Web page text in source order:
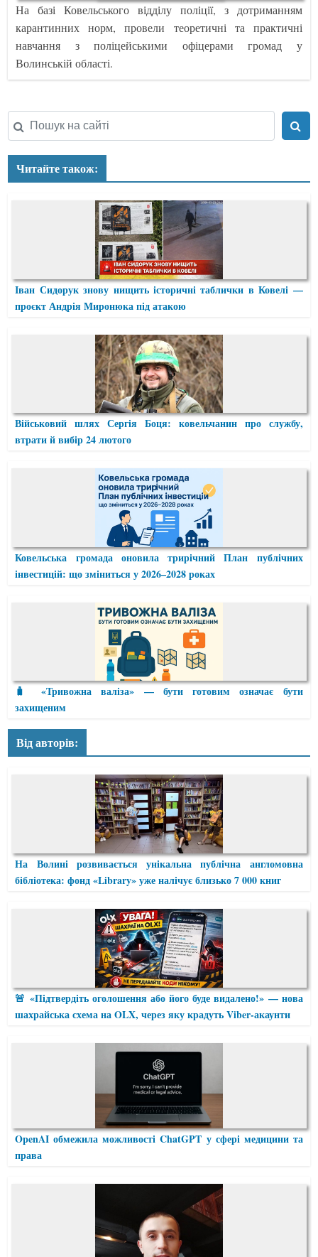
На базі Ковельського відділу поліції, з дотриманням
карантинних норм, провели теоретичні та практичні
навчання з поліцейськими офіцерами громад у
Волинській області.
Читайте також:
Іван Сидорук знову нищить історичні таблички в Ковелі —
проєкт Андрія Миронюка під атакою
Військовий шлях Сергія Боця: ковельчанин про службу,
втрати й вибір 24 лютого
Ковельська громада оновила трирічний План публічних
інвестицій: що зміниться у 2026–2028 роках
🧳 «Тривожна валіза» — бути готовим означає бути
захищеним
Від авторів:
На Волині розвивається унікальна публічна англомовна
бібліотека: фонд «Library» уже налічує близько 7 000 книг
🚨 «Підтвердіть оголошення або його буде видалено!» — нова
шахрайська схема на OLX, через яку крадуть Viber-акаунти
OpenAI обмежила можливості ChatGPT у сфері медицини та
права